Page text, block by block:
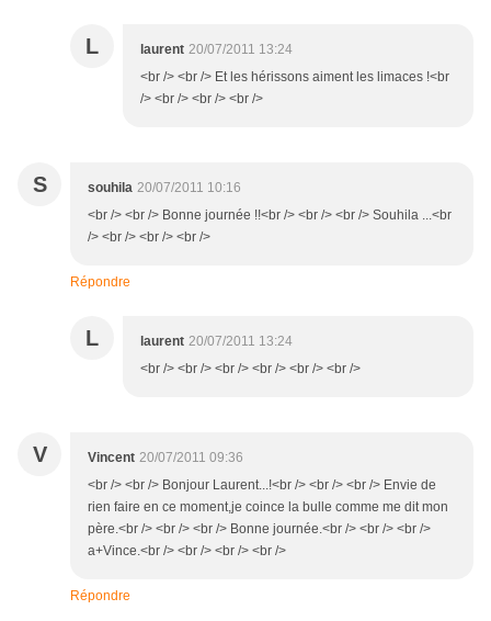
L laurent 20/07/2011 13:24
<br /> <br /> Et les hérissons aiment les limaces !<br
/> <br /> <br /> <br />
S souhila 20/07/2011 10:16
<br /> <br /> Bonne journée !!<br /> <br /> <br /> Souhila ...<br
/> <br /> <br /> <br />
Répondre
L laurent 20/07/2011 13:24
<br /> <br /> <br /> <br /> <br /> <br />
V Vincent 20/07/2011 09:36
<br /> <br /> Bonjour Laurent...!<br /> <br /> <br /> Envie de
rien faire en ce moment,je coince la bulle comme me dit mon
père.<br /> <br /> <br /> Bonne journée.<br /> <br /> <br />
a+Vince.<br /> <br /> <br /> <br />
Répondre